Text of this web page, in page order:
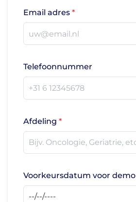
Email adres
Telefoonnummer
Afdeling
Voorkeursdatum voor demo